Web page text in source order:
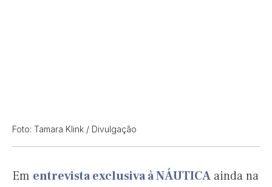
Foto: Tamara Klink / Divulgação
Em entrevista exclusiva à NÁUTICA ainda na